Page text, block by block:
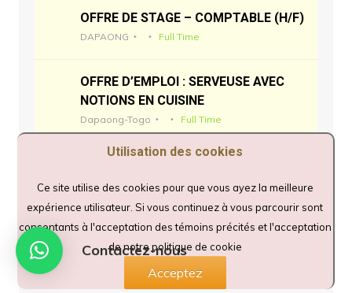
OFFRE DE STAGE – COMPTABLE (H/F)
DAPAONG Full Time
OFFRE D’EMPLOI : SERVEUSE AVEC
NOTIONS EN CUISINE
Dapaong-Togo Full Time
Sokodé | ENASS : La 35ᵉ promotion « ÉVEIL »
reçoit ses diplômes et s’engage au service d’un
système de santé plus performant
Utilisation des cookies
Ce site utilise des cookies pour que vous ayez la meilleure
expérience utilisateur. Si vous continuez à vous parcourir sont
consentants à l'acceptation des témoins précités et l'acceptation
de notre politique de cookie
Acceptez
Contactez-nous